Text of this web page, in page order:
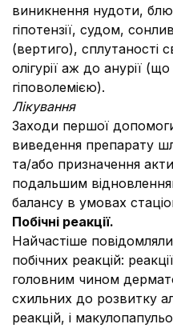
виникнення нудоти,
гіпотензії, судом,
(вертиго), сплутаності
олігурії аж до анурії
гіповолемією).
Лікування
Заходи першої
виведення препарату
та/або призначення
подальшим
балансу в умовах
Побічні реакції.
Найчастіше
побічних реакцій:
головним чином
схильних до розвитку
реакцій, і